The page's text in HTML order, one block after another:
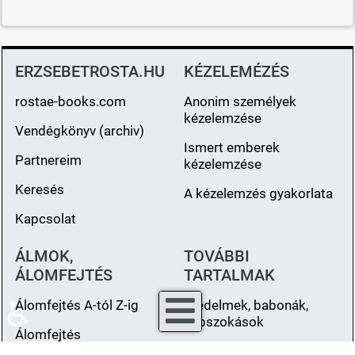
ERZSEBETROSTA.HU
rostae-books.com
Vendégkönyv (archiv)
Partnereim
Keresés
Kapcsolat
KÉZELEMÉZÉS
Anonim személyek
kézelemzése
Ismert emberek
kézelemzése
A kézelemzés gyakorlata
ÁLMOK,
ÁLOMFEJTÉS
Álomfejtés A-tól Z-ig
Álomfejtés
TOVÁBBI
TARTALMAK
Hiedelmek, babonák,
népszokások